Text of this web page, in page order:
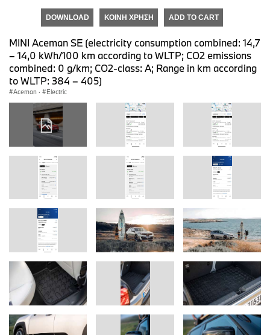
DOWNLOAD ΚΟΙΝΉ ΧΡΉΣΗ ADD TO CART
MINI Aceman SE (electricity consumption combined: 14,7
– 14,0 kWh/100 km according to WLTP; CO2 emissions
combined: 0 g/km; CO2-class: A; Range in km according
to WLTP: 384 – 405)
Aceman · Electric